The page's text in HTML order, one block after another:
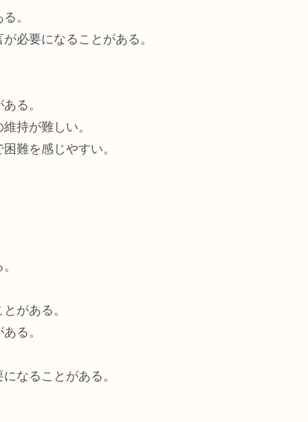
。
必要になることがある。
る。
持が難しい。
難を感じやすい。
がある。
る。
なることがある。